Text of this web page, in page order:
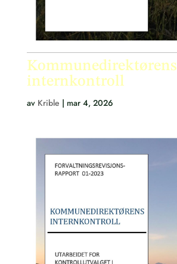
Kommunedirektørens
internkontroll
av Krible | mar 4, 2026